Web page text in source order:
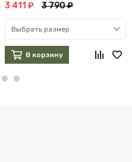
3 411 ₽ 3 790 ₽
Выбрать размер
В корзину